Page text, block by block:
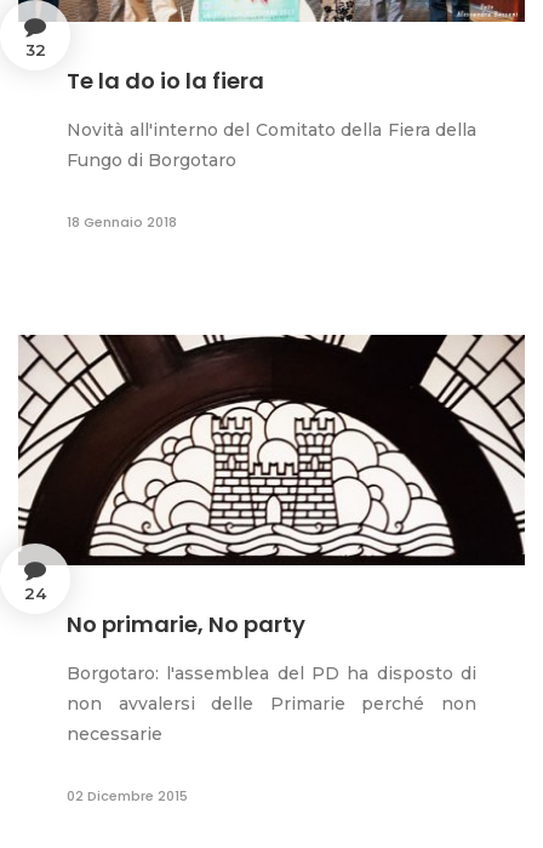
32
Te la do io la fiera
Novità all'interno del Comitato della Fiera della
Fungo di Borgotaro
18 Gennaio 2018
24
No primarie, No party
Borgotaro: l'assemblea del PD ha disposto di
non avvalersi delle Primarie perché non
necessarie
02 Dicembre 2015